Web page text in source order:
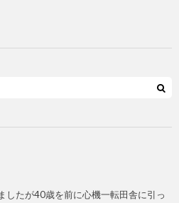
したが40歳を前に心機一転田舎に引っ